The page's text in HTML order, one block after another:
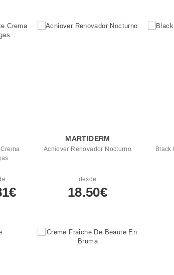
MARTIDERM
Acniover Renovador Nocturno
desde
18.50€
Black